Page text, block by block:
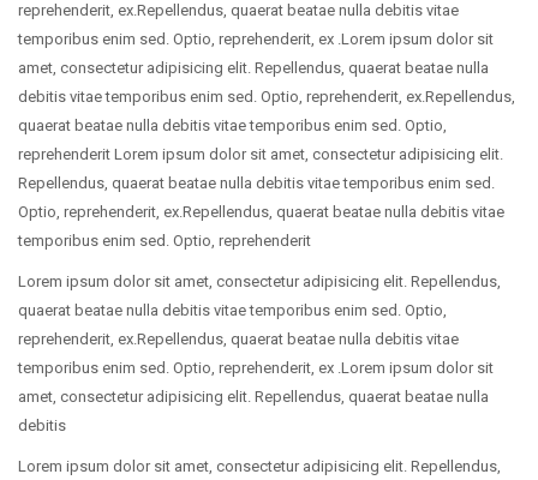
reprehenderit, ex.Repellendus, quaerat beatae nulla debitis vitae
temporibus enim sed. Optio, reprehenderit, ex .Lorem ipsum dolor sit
amet, consectetur adipisicing elit. Repellendus, quaerat beatae nulla
debitis vitae temporibus enim sed. Optio, reprehenderit, ex.Repellendus,
quaerat beatae nulla debitis vitae temporibus enim sed. Optio,
reprehenderit Lorem ipsum dolor sit amet, consectetur adipisicing elit.
Repellendus, quaerat beatae nulla debitis vitae temporibus enim sed.
Optio, reprehenderit, ex.Repellendus, quaerat beatae nulla debitis vitae
temporibus enim sed. Optio, reprehenderit
Lorem ipsum dolor sit amet, consectetur adipisicing elit. Repellendus,
quaerat beatae nulla debitis vitae temporibus enim sed. Optio,
reprehenderit, ex.Repellendus, quaerat beatae nulla debitis vitae
temporibus enim sed. Optio, reprehenderit, ex .Lorem ipsum dolor sit
amet, consectetur adipisicing elit. Repellendus, quaerat beatae nulla
debitis
Lorem ipsum dolor sit amet, consectetur adipisicing elit. Repellendus,